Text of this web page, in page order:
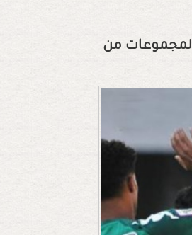
المجموعات من